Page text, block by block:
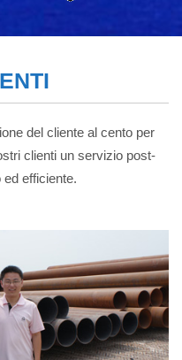
del cliente al cento per
clienti un servizio post-
efficiente.